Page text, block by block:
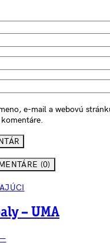
e-mail a webovú
(0)
– UMA